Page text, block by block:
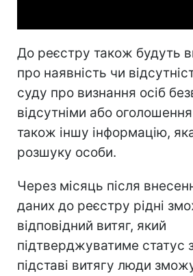
До реєстру також будуть
про наявність чи
суду про визнання осіб
відсутніми або
також іншу інформацію,
розшуку особи.
Через місяць після
даних до реєстру рідні
відповідний витяг, який
підтверджуватиме статус
підставі витягу люди